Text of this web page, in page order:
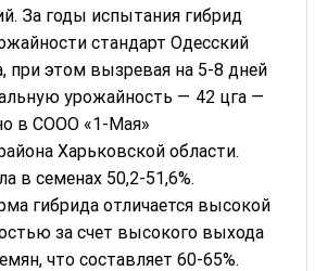
За годы испытания гибрид
стандарт Одесский
при этом вызревая на 5-8 дней
урожайность — 42 цга —
в СООО «1-Мая»
Харьковской области.
в семенах 50,2-51,6%.
гибрида отличается высокой
за счет высокого выхода
что составляет 60-65%.